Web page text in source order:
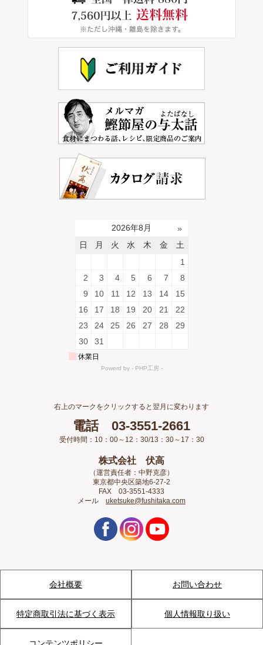
右上のマークをクリックすると翌月に変わります
電話 03-3551-2661
受付時間：10：00～12：30/13：30～17：30
株式会社 伏高
（運営責任者：中野克彦）
東京都中央区築地6-27-2
FAX 03-3551-4333
メール uketsuke@fushitaka.com
会社概要 お問い合わせ
特定商取引法に基づく表示 個人情報取り扱い
コンテンツポリシー